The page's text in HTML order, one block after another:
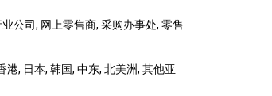
公司, 网上零售商, 采购办事处, 零售
港, 日本, 韩国, 中东, 北美洲, 其他亚